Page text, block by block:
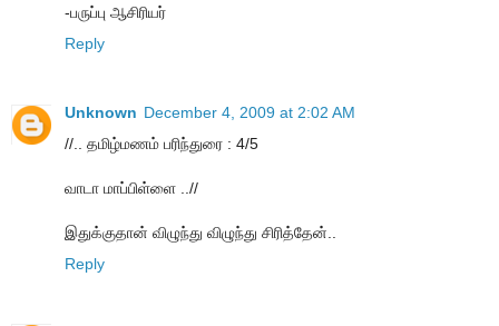
-பருப்பு ஆசிரியர்
Reply
Unknown December 4, 2009 at 2:02 AM
//.. தமிழ்மணம் பரிந்துரை : 4/5
வாடா மாப்பிள்ளை ..//
இதுக்குதான் விழுந்து விழுந்து சிரித்தேன்..
Reply